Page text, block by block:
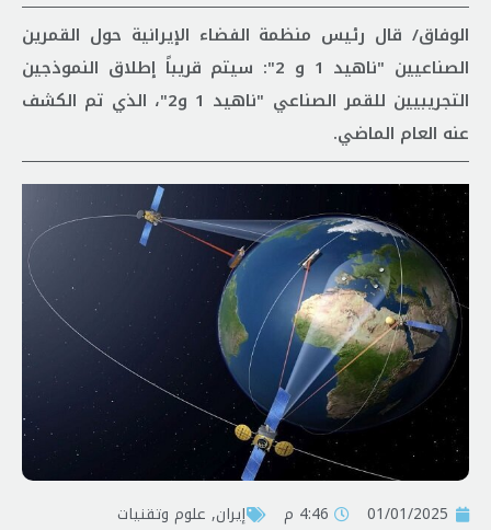
الوفاق/ قال رئيس منظمة الفضاء الإيرانية حول القمرین
الصناعيین "ناهيد 1 و 2": سيتم قريباً إطلاق النموذجین
التجريبيین للقمر الصناعي "ناهيد 1 و2"، الذي تم الكشف
عنه العام الماضي.
01/01/2025 4:46 م إيران, علوم وتقنيات